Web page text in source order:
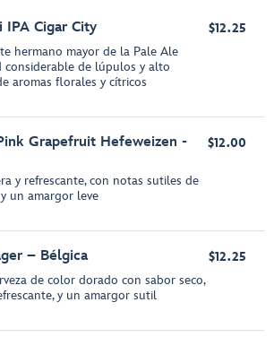
IPA Cigar City
hermano mayor de la Pale Ale
considerable de lúpulos y alto
aromas florales y cítricos
$12.25
Grapefruit Hefeweizen -
y refrescante, con notas sutiles de
un amargor leve
$12.00
– Bélgica
de color dorado con sabor seco,
y un amargor sutil
$12.25